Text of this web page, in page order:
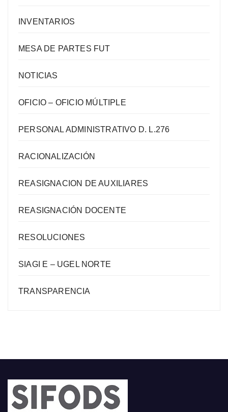
INVENTARIOS
MESA DE PARTES FUT
NOTICIAS
OFICIO – OFICIO MÚLTIPLE
PERSONAL ADMINISTRATIVO D. L.276
RACIONALIZACIÓN
REASIGNACION DE AUXILIARES
REASIGNACIÓN DOCENTE
RESOLUCIONES
SIAGI E – UGEL NORTE
TRANSPARENCIA